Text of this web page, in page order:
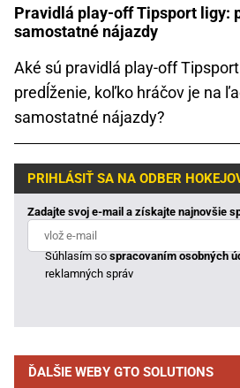
Pravidlá play-off Tipsport ligy:
samostatné nájazdy
Aké sú pravidlá play-off
predĺženie, koľko hráčov je na
samostatné nájazdy?
PRIHLÁSIŤ SA NA ODBER
Zadajte svoj e-mail a získajte najnovšie
Súhlasím sospracovaním osobných
reklamných správ
ĎALŠIE WEBY GTO SOLUTIONS